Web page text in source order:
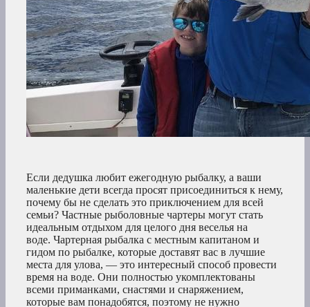
Если дедушка любит ежегодную рыбалку, а ваши
маленькие дети всегда просят присоединиться к нему,
почему бы не сделать это приключением для всей
семьи? Частные рыболовные чартеры могут стать
идеальным отдыхом для целого дня веселья на
воде. Чартерная рыбалка с местным капитаном и
гидом по рыбалке, которые доставят вас в лучшие
места для улова, — это интересный способ провести
время на воде. Они полностью укомплектованы
всеми приманками, снастями и снаряжением,
которые вам понадобятся, поэтому не нужно